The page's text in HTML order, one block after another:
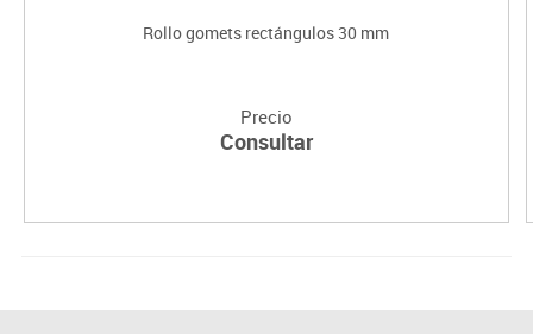
Rollo gomets rectángulos 30 mm
Precio
Consultar